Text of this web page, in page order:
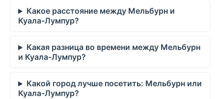
Какое расстояние между Мельбурн и
Куала-Лумпур?
Какая разница во времени между Мельбурн
и Куала-Лумпур?
Какой город лучше посетить: Мельбурн или
Куала-Лумпур?